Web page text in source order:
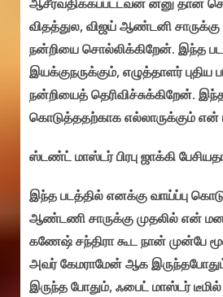
விதத்துல, விஜய் ஆண்டனி
நன்றியை சொல்லிக்கிறேன். இந்த
இயக்குநருக்கும், எழுத்தாளர் புதிய
நன்றியைத் தெரிவிச்சுக்கிறேன்.
கொடுத்ததற்காக எல்லாருக்கும் என்
ஸ்டண்ட் மாஸ்டர் பிரபு ஜாக்கி
இந்த படத்தில் எனக்கு வாய்ப்பு
ஆண்டணி சாருக்கு முதலில் என்
கணேஷ் சந்திரா கூட நான் முன்பே
அவர் கேமராமேன் ஆக
இருந்த போதும், ஃபைட் மாஸ்டர்